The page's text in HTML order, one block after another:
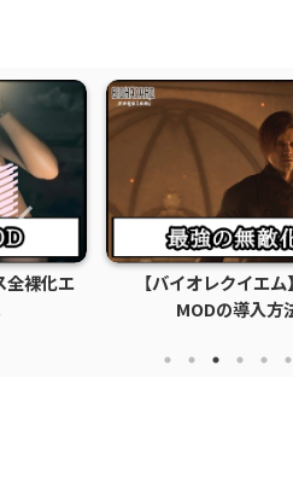
全裸化エ
【バイオレクイエ
MODの導入方